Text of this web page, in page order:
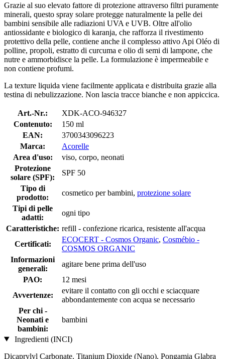
Grazie al suo elevato fattore di protezione attraverso filtri puramente
minerali, questo spray solare protegge naturalmente la pelle dei
bambini sensibile alle radiazioni UVA e UVB. Oltre all'olio
antiossidante e biologico di karanja, che rafforza il rivestimento
protettivo della pelle, contiene anche il complesso attivo Api Oléo di
polline, propoli, estratto di curcuma e olio di semi di lampone, che
nutre e ammorbidisce la pelle. La formulazione è impermeabile e
non contiene profumi.
La texture liquida viene facilmente applicata e distribuita grazie alla
testina di nebulizzazione. Non lascia tracce bianche e non appiccica.
Art.-Nr.:
XDK-ACO-946327
Contenuto:
150 ml
EAN:
3700343096223
Marca:
Acorelle
Area d'uso:
viso, corpo, neonati
Protezione
solare (SPF):
SPF 50
Tipo di
prodotto:
cosmetico per bambini, protezione solare
Tipi di pelle
adatti:
ogni tipo
Caratteristiche: refill - confezione ricarica, resistente all'acqua
Certificati:
ECOCERT - Cosmos Organic, Cosmébio -
COSMOS ORGANIC
Informazioni
generali:
agitare bene prima dell'uso
PAO:
12 mesi
Avvertenze:
evitare il contatto con gli occhi e sciacquare
abbondantemente con acqua se necessario
Per chi -
Neonati e
bambini:
bambini
Ingredienti (INCI)
Dicaprylyl Carbonate, Titanium Dioxide (Nano), Pongamia Glabra